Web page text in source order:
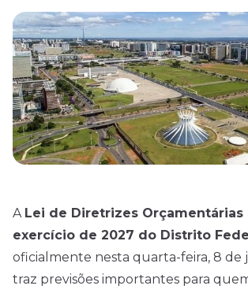
A Lei de Diretrizes Orçamentárias
exercício de 2027 do Distrito
oficialmente nesta quarta-feira, 8 de
traz previsões importantes para